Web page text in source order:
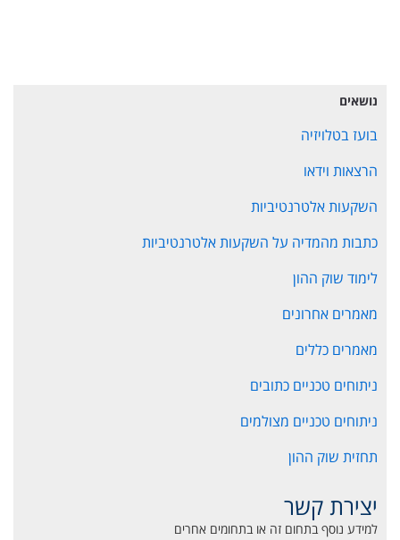
נושאים
בועז בטלויזיה
הרצאות וידאו
השקעות אלטרנטיביות
כתבות מהמדיה על השקעות אלטרנטיביות
לימוד שוק ההון
מאמרים אחרונים
מאמרים כללים
ניתוחים טכניים כתובים
ניתוחים טכניים מצולמים
תחזית שוק ההון
יצירת קשר
למידע נוסף בתחום זה או בתחומים אחרים